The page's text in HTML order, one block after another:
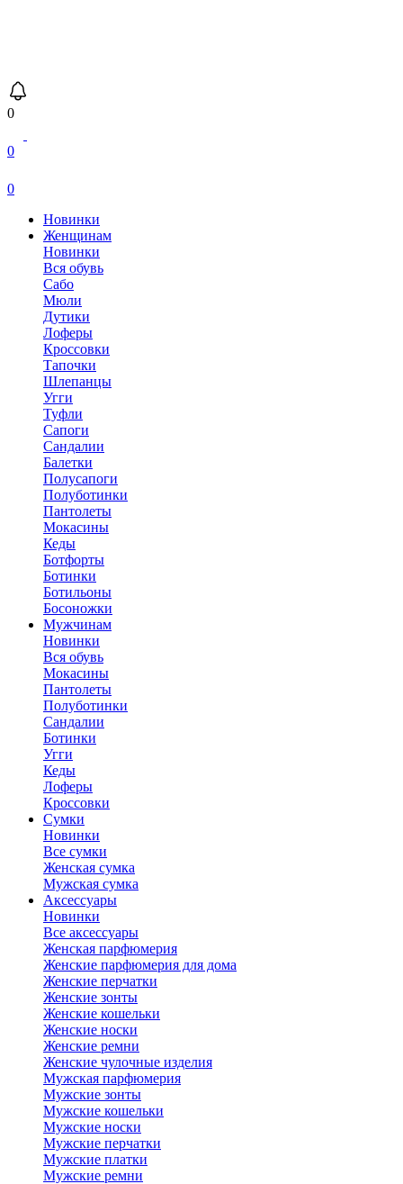
0
0
0
Новинки
Женщинам
Новинки
Вся обувь
Сабо
Мюли
Дутики
Лоферы
Кроссовки
Тапочки
Шлепанцы
Угги
Туфли
Сапоги
Сандалии
Балетки
Полусапоги
Полуботинки
Пантолеты
Мокасины
Кеды
Ботфорты
Ботинки
Ботильоны
Босоножки
Мужчинам
Новинки
Вся обувь
Мокасины
Пантолеты
Полуботинки
Сандалии
Ботинки
Угги
Кеды
Лоферы
Кроссовки
Сумки
Новинки
Все сумки
Женская сумка
Мужская сумка
Аксессуары
Новинки
Все аксессуары
Женская парфюмерия
Женские парфюмерия для дома
Женские перчатки
Женские зонты
Женские кошельки
Женские носки
Женские ремни
Женские чулочные изделия
Мужская парфюмерия
Мужские зонты
Мужские кошельки
Мужские носки
Мужские перчатки
Мужские платки
Мужские ремни